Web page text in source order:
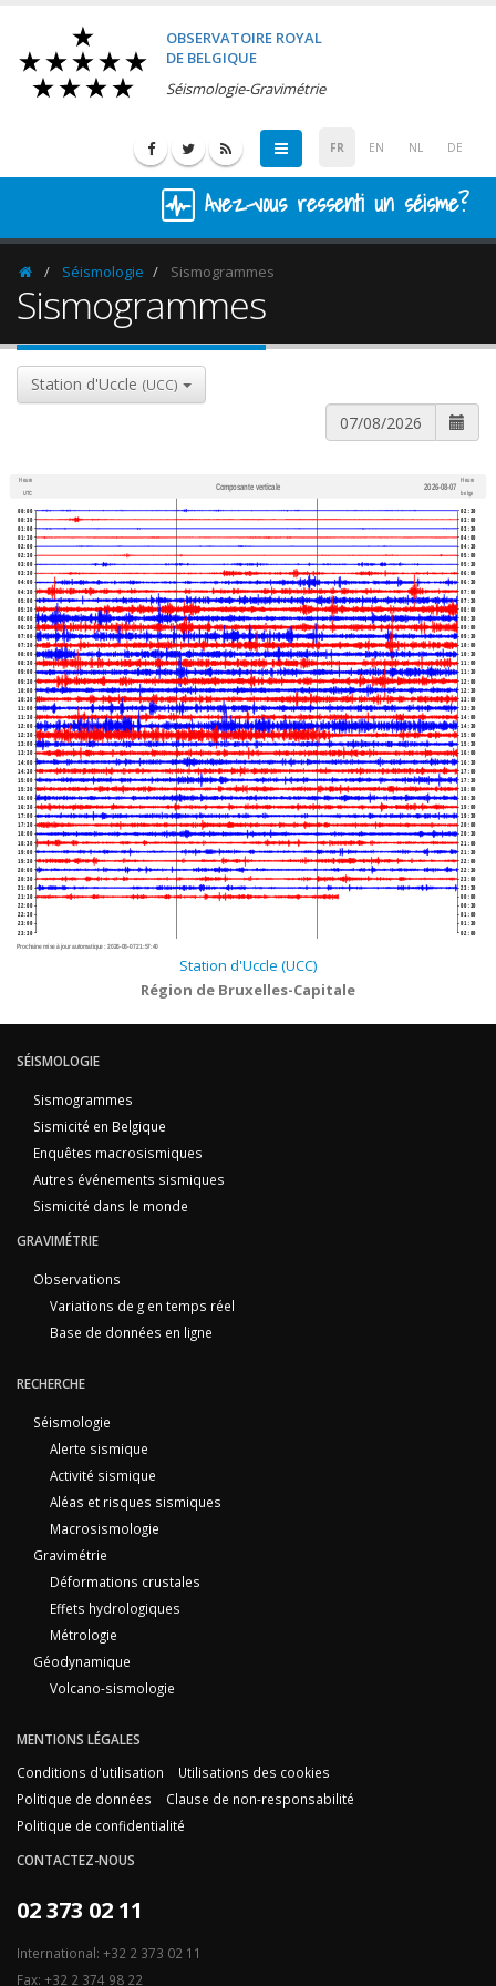
OBSERVATOIRE ROYAL
DE BELGIQUE
Séismologie-Gravimétrie
FR EN NL DE
Avez-vous ressenti un séisme?
HomepageSéismologie Sismogrammes
Sismogrammes
Station d'Uccle (UCC)
Heure
UTC
Composante verticale 2026-08-07
Heure
belge
00:00
00:30
01:00
01:30
02:00
02:30
03:00
03:30
04:00
04:30
05:00
05:30
06:00
06:30
07:00
07:30
08:00
08:30
09:00
09:30
10:00
10:30
11:00
11:30
12:00
12:30
13:00
13:30
14:00
14:30
15:00
15:30
16:00
16:30
17:00
17:30
18:00
18:30
19:00
19:30
20:00
20:30
21:00
21:30
22:00
22:30
23:00
23:30
02:30
03:00
03:30
04:00
04:30
05:00
05:30
06:00
06:30
07:00
07:30
08:00
08:30
09:00
09:30
10:00
10:30
11:00
11:30
12:00
12:30
13:00
13:30
14:00
14:30
15:00
15:30
16:00
16:30
17:00
17:30
18:00
18:30
19:00
19:30
20:00
20:30
21:00
21:30
22:00
22:30
23:00
23:30
00:00
00:30
01:00
01:30
02:00
Prochaine mise à jour automatique :2026-08-07 21:57:40
Station d'Uccle (UCC)
Région de Bruxelles-Capitale
SÉISMOLOGIE
Sismogrammes
Sismicité en Belgique
Enquêtes macrosismiques
Autres événements sismiques
Sismicité dans le monde
GRAVIMÉTRIE
Observations
Variations de g en temps réel
Base de données en ligne
RECHERCHE
Séismologie
Alerte sismique
Activité sismique
Aléas et risques sismiques
Macrosismologie
Gravimétrie
Déformations crustales
Effets hydrologiques
Métrologie
Géodynamique
Volcano-sismologie
MENTIONS LÉGALES
Conditions d'utilisation
Utilisations des cookies
Politique de données
Clause de non-responsabilité
Politique de confidentialité
CONTACTEZ-NOUS
02 373 02 11
International: +32 2 373 02 11
Fax: +32 2 374 98 22